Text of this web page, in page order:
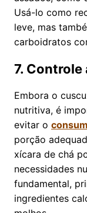
Usá-lo como
leve, mas
carboidratos
7. Controle
Embora o
nutritiva, é
evitar o
porção
xícara de chá
necessidades
fundamental,
ingredientes